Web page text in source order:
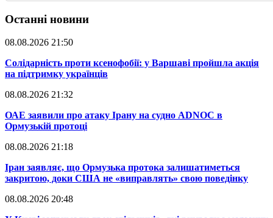
Останні новини
08.08.2026 21:50
​Солідарність проти ксенофобії: у Варшаві пройшла акція
на підтримку українців
08.08.2026 21:32
​ОАЕ заявили про атаку Ірану на судно ADNOC в
Ормузькій протоці
08.08.2026 21:18
​Іран заявляє, що Ормузька протока залишатиметься
закритою, доки США не «виправлять» свою поведінку
08.08.2026 20:48